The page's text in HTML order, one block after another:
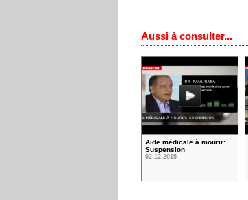
Aussi à consulter...
Aide médicale à mourir:
Suspension
02-12-2015